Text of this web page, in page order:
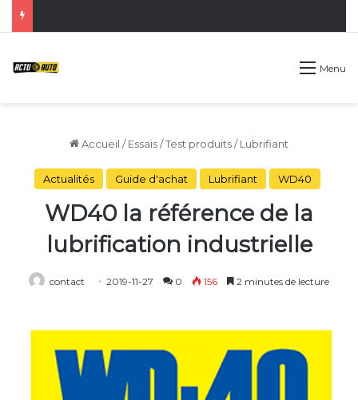
Menu
Accueil / Essais/Test produits/ Lubrifiant
Actualités Guide d'achat Lubrifiant WD40
WD40 la référence de la
lubrification industrielle
contact 2019-11-27 0 156 2 minutes de lecture